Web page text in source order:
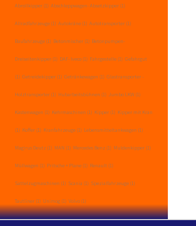
Abrollkipper (1) Abschleppwagen- Absetzkipper (1)
Allradfahrzeuge (1) Autokräne (1) Autotransporter (1)
Baufahrzeuge (1) Betonmischer (1) Betonpumpen-
Dreiseitenkipper (1) DAF- Iveco (1) Fahrgestelle (1) Gefahrgut
(1) Getreidekipper (1) Getränkewagen (1) Glastransporter -
Holztransporter (1) Hubarbeitsbühnen (1) Jumbo LKW (1)
Kastenwagen (1) Kehrmaschinen (1) Kipper (1) Kipper mit Kran
(1) Koffer (1) Kranfahrzeuge (1) Lebensmitteltankwagen (1)
Magirus Deutz (1) MAN (1) Mercedes Benz (1) Muldenkipper (1)
Müllwagen (1) Pritsche + Plane (1) Renault (1)
Sattelzugmaschinen (1) Scania (1) Spezialfahrzeuge (1)
Tautliner (1) Unimog (1) Volvo (1)